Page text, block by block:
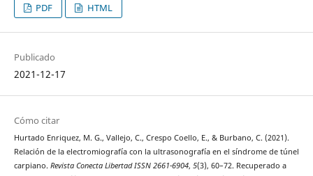
PDF HTML
Publicado
2021-12-17
Cómo citar
Hurtado Enriquez, M. G., Vallejo, C., Crespo Coello, E., & Burbano, C. (2021).
Relación de la electromiografía con la ultrasonografía en el síndrome de túnel
carpiano. Revista Conecta Libertad ISSN 2661-6904, 5(3), 60–72. Recuperado a